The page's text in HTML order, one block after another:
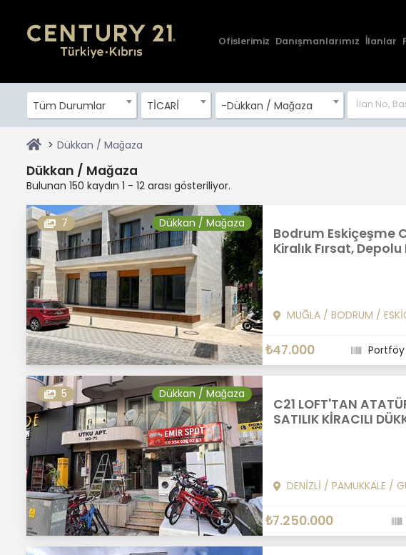
Ofislerimiz Danışmanlarımız İlanlar
Tüm Durumlar TİCARİ -Dükkan / Mağaza
Dükkan / Mağaza
Dükkan / Mağaza
Bulunan 150 kaydın 1 - 12 arası gösteriliyor.
7 Dükkan / Mağaza
Bodrum Eskiçeşme
Kiralık Fırsat,
MUĞLA/ BODRUM /
₺47.000 Portföy
5 Dükkan / Mağaza
C21 LOFT'TAN
SATILIK KİRACILI
DENİZLİ / PAMUKKALE /
₺7.250.000